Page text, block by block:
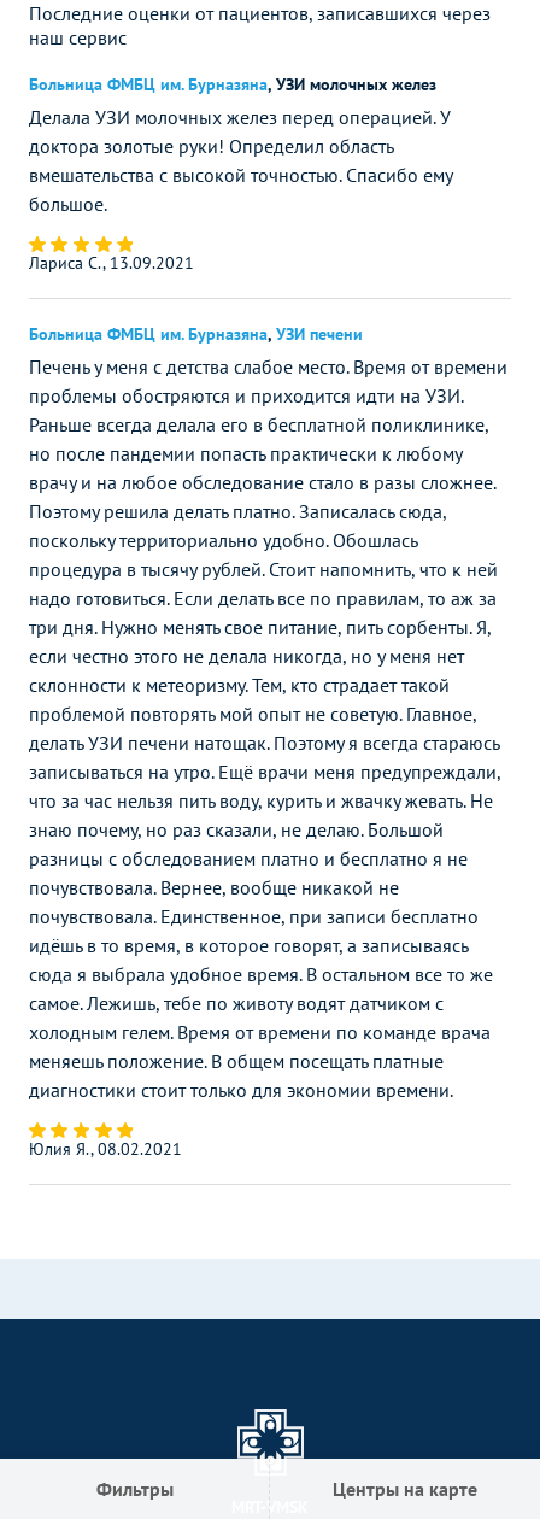
Фильтры Центры на карте
Последние оценки от пациентов, записавшихся через
наш сервис
Больница ФМБЦ им. Бурназяна, УЗИ молочных желез
Делала УЗИ молочных желез перед операцией. У
доктора золотые руки! Определил область
вмешательства с высокой точностью. Спасибо ему
большое.
Лариса С., 13.09.2021
Больница ФМБЦ им. Бурназяна, УЗИ печени
Печень у меня с детства слабое место. Время от времени
проблемы обостряются и приходится идти на УЗИ.
Раньше всегда делала его в бесплатной поликлинике,
но после пандемии попасть практически к любому
врачу и на любое обследование стало в разы сложнее.
Поэтому решила делать платно. Записалась сюда,
поскольку территориально удобно. Обошлась
процедура в тысячу рублей. Стоит напомнить, что к ней
надо готовиться. Если делать все по правилам, то аж за
три дня. Нужно менять свое питание, пить сорбенты. Я,
если честно этого не делала никогда, но у меня нет
склонности к метеоризму. Тем, кто страдает такой
проблемой повторять мой опыт не советую. Главное,
делать УЗИ печени натощак. Поэтому я всегда стараюсь
записываться на утро. Ещё врачи меня предупреждали,
что за час нельзя пить воду, курить и жвачку жевать. Не
знаю почему, но раз сказали, не делаю. Большой
разницы с обследованием платно и бесплатно я не
почувствовала. Вернее, вообще никакой не
почувствовала. Единственное, при записи бесплатно
идёшь в то время, в которое говорят, а записываясь
сюда я выбрала удобное время. В остальном все то же
самое. Лежишь, тебе по животу водят датчиком с
холодным гелем. Время от времени по команде врача
меняешь положение. В общем посещать платные
диагностики стоит только для экономии времени.
Юлия Я., 08.02.2021
MRT-VMSK